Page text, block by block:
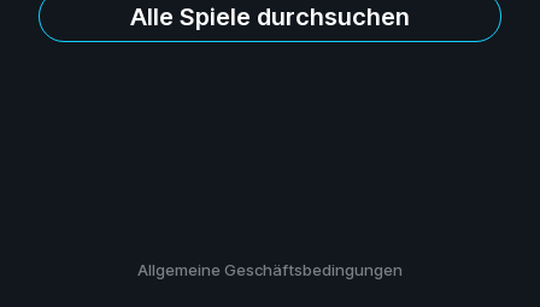
Alle Spiele durchsuchen
Allgemeine Geschäftsbedingungen